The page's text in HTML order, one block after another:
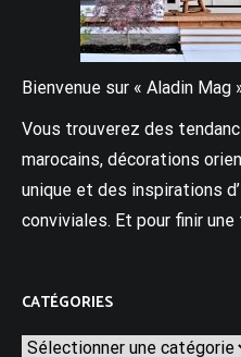
Bienvenue sur « Aladin Mag
Vous trouverez des
marocains, décorations
unique et des inspirations
conviviales. Et pour finir
CATÉGORIES
Catégories